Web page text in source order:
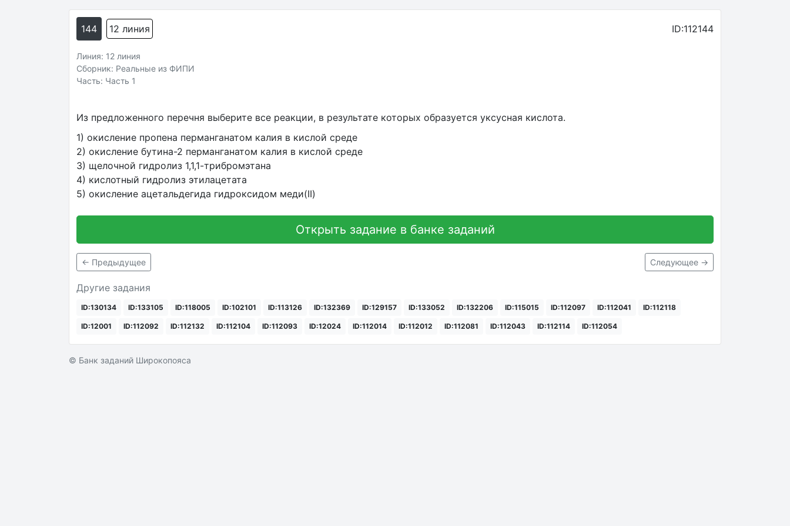
144 12 линия ID:112144
Линия: 12 линия
Сборник: Реальные из ФИПИ
Часть: Часть 1
Из предложенного перечня выберите все реакции, в результате которых образуется уксусная кислота.
1) окисление пропена перманганатом калия в кислой среде
2) окисление бутина-2 перманганатом калия в кислой среде
3) щелочной гидролиз 1,1,1-трибромэтана
4) кислотный гидролиз этилацетата
5) окисление ацетальдегида гидроксидом меди(II)
Открыть задание в банке заданий
← Предыдущее Следующее →
Другие задания
ID:130134 ID:133105 ID:118005 ID:102101 ID:113126 ID:132369 ID:129157 ID:133052 ID:132206 ID:115015 ID:112097 ID:112041 ID:112118
ID:12001 ID:112092 ID:112132 ID:112104 ID:112093 ID:12024 ID:112014 ID:112012 ID:112081 ID:112043 ID:112114 ID:112054
© Банк заданий Широкопояса